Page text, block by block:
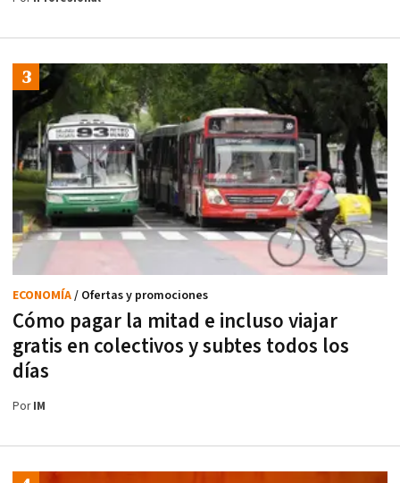
Cómo pagar la mitad e incluso viajar
gratis en colectivos y subtes todos los
días
ECONOMÍA/ Ofertas y promociones
PorIM